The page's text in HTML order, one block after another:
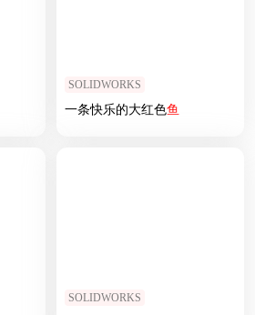
SOLIDWORKS
一条快乐的大红色鱼
SOLIDWORKS